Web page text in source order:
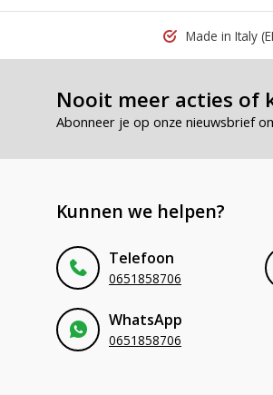
Made in Italy
Nooit meer acties of
Abonneer je op onze nieuwsbrief
Kunnen we helpen?
Telefoon
0651858706
WhatsApp
0651858706